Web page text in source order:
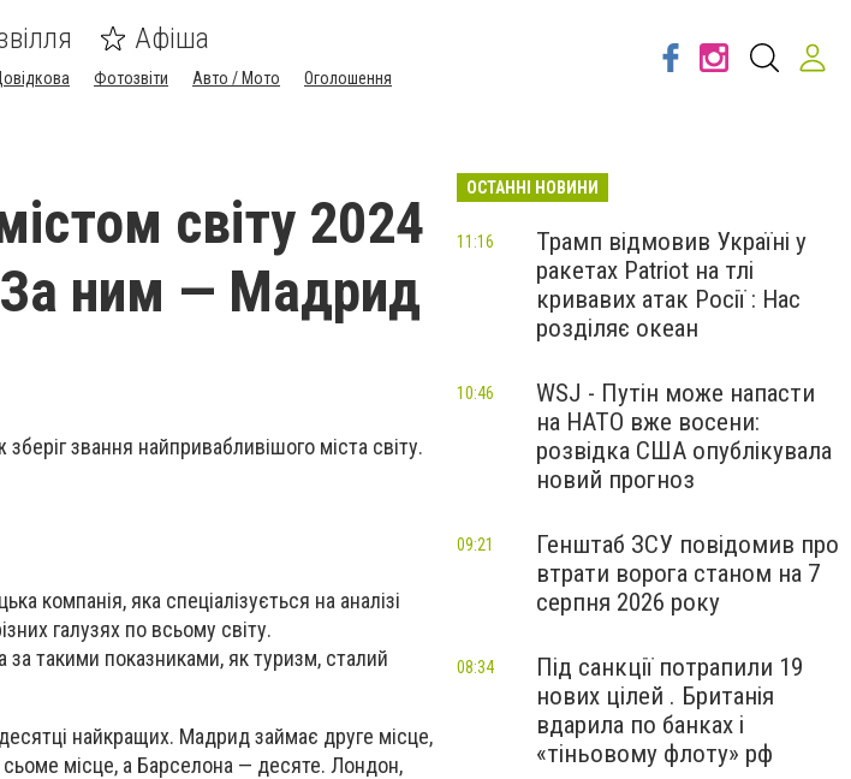
Афіша
Фотозвіти Авто / Мото Оголошення
світу 2024
ним — Мадрид
звання найпривабливішого міста світу.
компанія, яка спеціалізується на аналізі
галузях по всьому світу.
за такими показниками, як туризм, сталий
найкращих. Мадрид займає друге місце,
місце, а Барселона — десяте. Лондон,
ОСТАННІ НОВИНИ
Трамп відмовив Україні у
ракетах Patriot на тлі
кривавих атак Росії : Нас
розділяє океан
11:16
WSJ - Путін може напасти
на НАТО вже восени:
розвідка США опублікувала
новий прогноз
10:46
Генштаб ЗСУ повідомив про
втрати ворога станом на 7
серпня 2026 року
09:21
Під санкції потрапили 19
нових цілей . Британія
вдарила по банках і
«тіньовому флоту» рф
08:34